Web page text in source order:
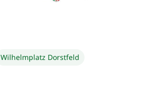
Wilhelmplatz Dorstfeld